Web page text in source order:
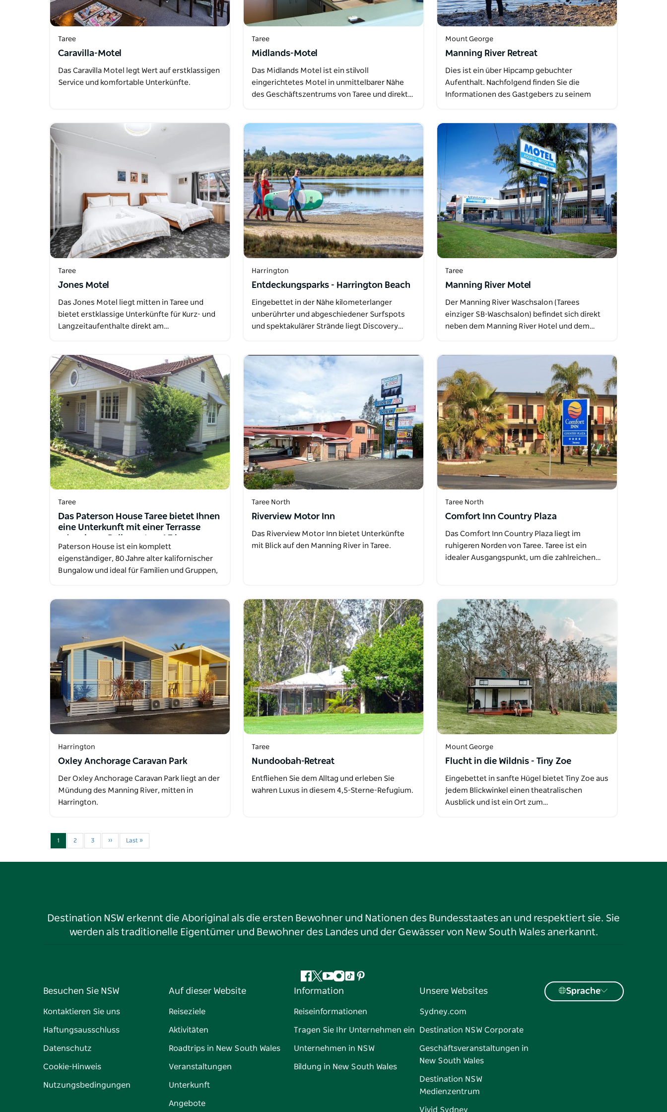
Taree
Caravilla-Motel
Das Caravilla Motel legt Wert auf erstklassigen
Service und komfortable Unterkünfte.
Taree
Midlands-Motel
Das Midlands Motel ist ein stilvoll
eingerichtetes Motel in unmittelbarer Nähe
des Geschäftszentrums von Taree und direkt…
Mount George
Manning River Retreat
Dies ist ein über Hipcamp gebuchter
Aufenthalt. Nachfolgend finden Sie die
Informationen des Gastgebers zu seinem
Taree
Jones Motel
Das Jones Motel liegt mitten in Taree und
bietet erstklassige Unterkünfte für Kurz- und
Langzeitaufenthalte direkt am…
Harrington
Entdeckungsparks - Harrington Beach
Eingebettet in der Nähe kilometerlanger
unberührter und abgeschiedener Surfspots
und spektakulärer Strände liegt Discovery…
Taree
Manning River Motel
Der Manning River Waschsalon (Tarees
einziger SB-Waschsalon) befindet sich direkt
neben dem Manning River Hotel und dem…
Taree
Das Paterson House Taree bietet Ihnen
eine Unterkunft mit einer Terrasse
Strand Taree entfernt
Paterson House ist ein komplett
eigenständiger, 80 Jahre alter kalifornischer
Bungalow und ideal für Familien und Gruppen,
Taree North
Riverview Motor Inn
Das Riverview Motor Inn bietet Unterkünfte
mit Blick auf den Manning River in Taree.
Taree North
Comfort Inn Country Plaza
Das Comfort Inn Country Plaza liegt im
ruhigeren Norden von Taree. Taree ist ein
idealer Ausgangspunkt, um die zahlreichen…
Harrington
Oxley Anchorage Caravan Park
Der Oxley Anchorage Caravan Park liegt an der
Mündung des Manning River, mitten in
Harrington.
Taree
Nundoobah-Retreat
Entfliehen Sie dem Alltag und erleben Sie
wahren Luxus in diesem 4,5-Sterne-Refugium.
Mount George
Flucht in die Wildnis - Tiny Zoe
Eingebettet in sanfte Hügel bietet Tiny Zoe aus
jedem Blickwinkel einen theatralischen
Ausblick und ist ein Ort zum…
1 2 3 ›› Last »
Destination NSW erkennt die Aboriginal als die ersten Bewohner und Nationen des Bundesstaates an und respektiert sie. Sie
werden als traditionelle Eigentümer und Bewohner des Landes und der Gewässer von New South Wales anerkannt.
Facebook
Twitter
YouTube
Instagram
TikTokPinterest
Besuchen Sie NSW
Kontaktieren Sie uns
Haftungsausschluss
Datenschutz
Cookie-Hinweis
Nutzungsbedingungen
Auf dieser Website
Reiseziele
Aktivitäten
Roadtrips in New South Wales
Veranstaltungen
Unterkunft
Angebote
Information
Reiseinformationen
Tragen Sie Ihr Unternehmen ein
Unternehmen in NSW
Bildung in New South Wales
Unsere Websites
Sydney.com
Destination NSW Corporate
Geschäftsveranstaltungen in
New South Wales
Destination NSW
Medienzentrum
Vivid Sydney
Sprache